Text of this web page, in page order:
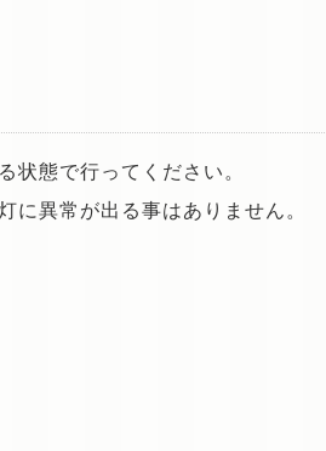
態で行ってください。
異常が出る事はありません。